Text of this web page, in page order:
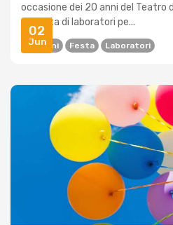
02
Jun
occasione dei 20 anni del Teatro
giornata di laboratori pe...
Bambini Festa Laboratori